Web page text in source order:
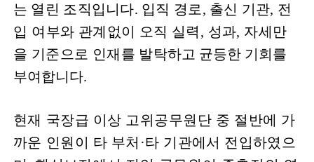
는 열린 조직입니다. 입직 경로 , 출신 기관, 전
입 여부와 관계없이 오직 실력 , 성과, 자세만
을 기준으로 인재를 발탁하고 균등한 기회를
부여합니다.
현재 국장급 이상 고위공무원단 중 절반에 가
까운 인원이 타 부처 ·타 기관에서 전입하였으